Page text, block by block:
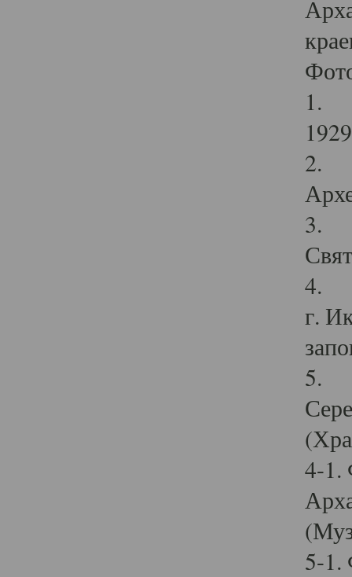
1.
2.
3.
4.
г.
5.
4-1.
5-1.